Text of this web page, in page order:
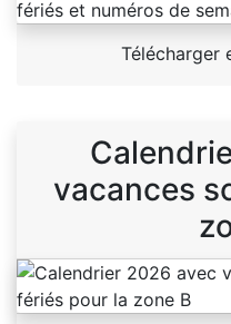
Télécharger
vacances